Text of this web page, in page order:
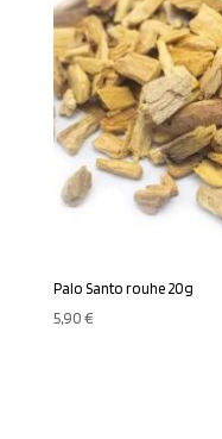
Palo Santo rouhe 20g
5,90€